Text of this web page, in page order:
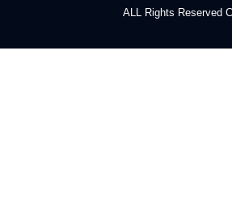
ALL Rights